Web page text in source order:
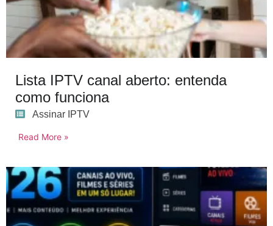
Lista IPTV canal aberto: entenda
como funciona
Assinar IPTV
Read More »